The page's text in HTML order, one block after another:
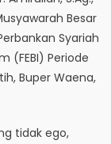
Besar
Syariah
(FEBI) Periode
Buper Waena,
tidak ego,